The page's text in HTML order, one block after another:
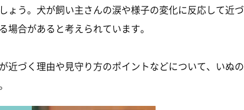
ょう。犬が飼い主さんの涙や様子の変化に反応して近づ
合があると考えられています。
近づく理由や見守り方のポイントなどについて、いぬの